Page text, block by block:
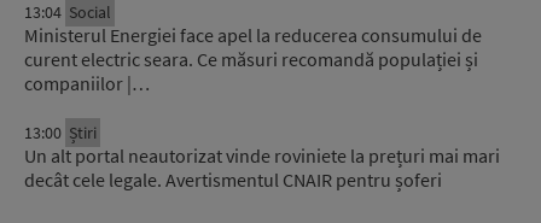
13:04 Social
Ministerul Energiei face apel la reducerea consumului de
curent electric seara. Ce măsuri recomandă populației și
companiilor |…
13:00 Știri
Un alt portal neautorizat vinde roviniete la prețuri mai mari
decât cele legale. Avertismentul CNAIR pentru șoferi